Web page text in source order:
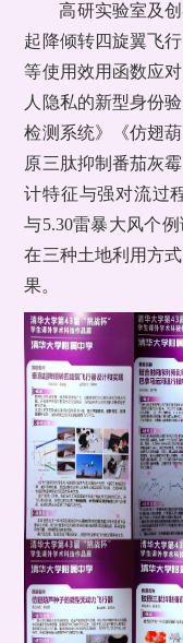
高研实验室及
起降倾转四旋翼飞
等使用效用函数应
人隐私的新型身份
检测系统》《仿翅
原三肽抑制番茄灰
计特征与强对流过
与5.30雷暴大风个
在三种土地利用方
果。